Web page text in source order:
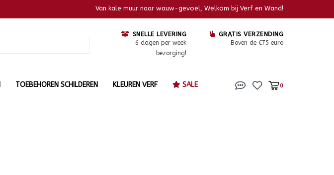
Van kale muur naar wauw-gevoel, Welkom bij Verf en Wand!
SNELLE LEVERING
6 dagen per week
bezorging!
GRATIS VERZENDING
Boven de €75 euro
TOEBEHOREN SCHILDEREN KLEUREN VERF SALE 0